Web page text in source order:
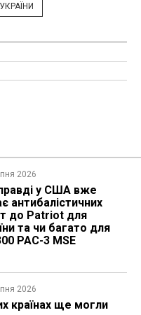
2026
у США вже
антибалістичних
до Patriot для
та чи багато для
PAC-3 MSE
2026
країнах ще могли